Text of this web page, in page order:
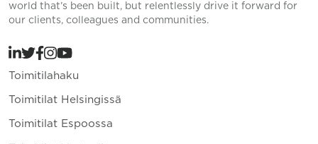
world that’s been built, but relentlessly drive it forward for
our clients, colleagues and communities.
Toimitilahaku
Toimitilat Helsingissä
Toimitilat Espoossa